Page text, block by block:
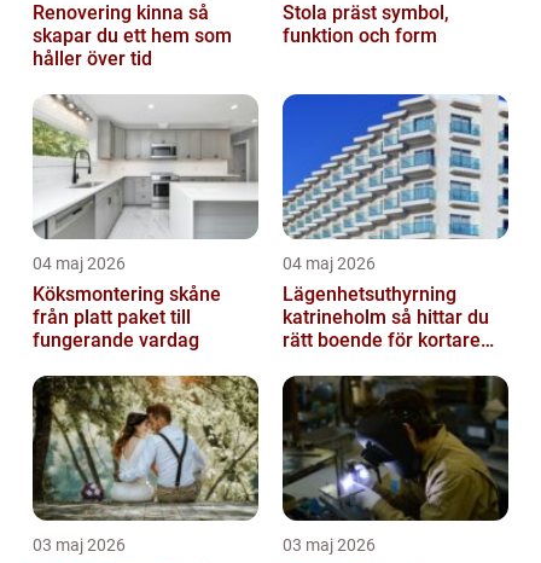
Renovering kinna så
skapar du ett hem som
håller över tid
Stola präst symbol,
funktion och form
04 maj 2026
Köksmontering skåne
från platt paket till
fungerande vardag
04 maj 2026
Lägenhetsuthyrning
katrineholm så hittar du
rätt boende för kortare
03 maj 2026 03 maj 2026